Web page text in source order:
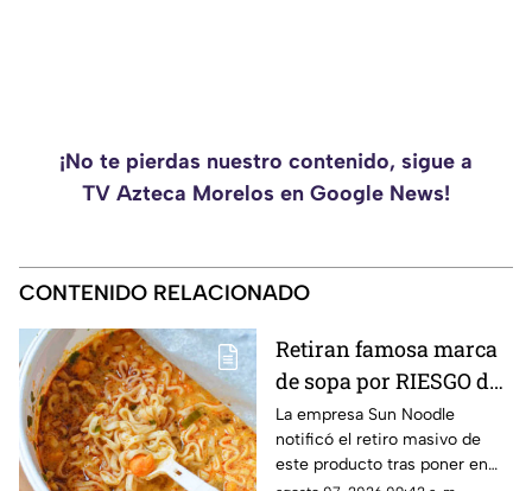
¡No te pierdas nuestro contenido, sigue a
TV Azteca Morelos en Google News!
CONTENIDO RELACIONADO
Retiran famosa marca
de sopa por RIESGO de
alergia; autoridades
piden no consumir el
producto
La empresa Sun Noodle
notificó el retiro masivo de
este producto tras poner en